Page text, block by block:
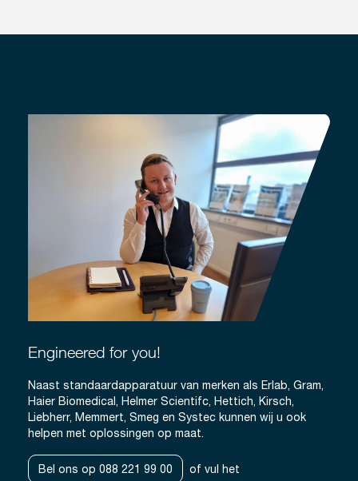
Engineered for you!
Naast standaardapparatuur van merken als Erlab, Gram,
Haier Biomedical, Helmer Scientifc, Hettich, Kirsch,
Liebherr, Memmert, Smeg en Systec kunnen wij u ook
helpen met oplossingen op maat.
Bel ons op 088 221 99 00 of vul het